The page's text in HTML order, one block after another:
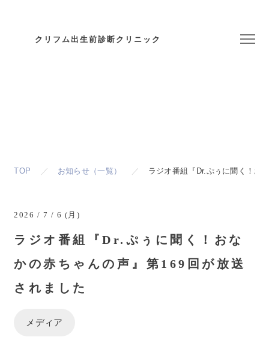
クリフム出生前診断クリニック
TOP お知らせ（一覧） ラジオ番組『Dr.ぷぅに聞く！お
2026 / 7 / 6 (月)
ラジオ番組『Dr.ぷぅに聞く！おな
かの赤ちゃんの声』第169回が放送
されました
メディア